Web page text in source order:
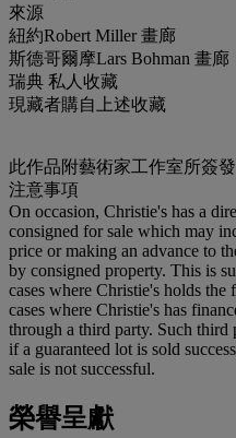
來源
紐約Robert Miller 畫廊
斯德哥爾摩Lars Bohman 畫廊
瑞典 私人收藏
現藏者購自上述收藏
此作品附藝術家工作室所簽
注意事項
On occasion, Christie's has a
consigned for sale which may
price or making an advance to
by consigned property. This is
cases where Christie's holds
cases where Christie's has
through a third party. Such
if a guaranteed lot is sold
sale is not successful.
榮譽呈獻